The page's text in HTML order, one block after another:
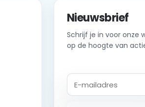
Nieuwsbrief
Schrijf je in voor onze
op de hoogte van